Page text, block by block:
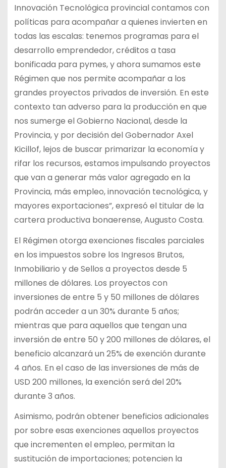
Innovación Tecnológica provincial contamos con
políticas para acompañar a quienes invierten en
todas las escalas: tenemos programas para el
desarrollo emprendedor, créditos a tasa
bonificada para pymes, y ahora sumamos este
Régimen que nos permite acompañar a los
grandes proyectos privados de inversión. En este
contexto tan adverso para la producción en que
nos sumerge el Gobierno Nacional, desde la
Provincia, y por decisión del Gobernador Axel
Kicillof, lejos de buscar primarizar la economía y
rifar los recursos, estamos impulsando proyectos
que van a generar más valor agregado en la
Provincia, más empleo, innovación tecnológica, y
mayores exportaciones”, expresó el titular de la
cartera productiva bonaerense, Augusto Costa.
El Régimen otorga exenciones fiscales parciales
en los impuestos sobre los Ingresos Brutos,
Inmobiliario y de Sellos a proyectos desde 5
millones de dólares. Los proyectos con
inversiones de entre 5 y 50 millones de dólares
podrán acceder a un 30% durante 5 años;
mientras que para aquellos que tengan una
inversión de entre 50 y 200 millones de dólares, el
beneficio alcanzará un 25% de exención durante
4 años. En el caso de las inversiones de más de
USD 200 millones, la exención será del 20%
durante 3 años.
Asimismo, podrán obtener beneficios adicionales
por sobre esas exenciones aquellos proyectos
que incrementen el empleo, permitan la
sustitución de importaciones; potencien la